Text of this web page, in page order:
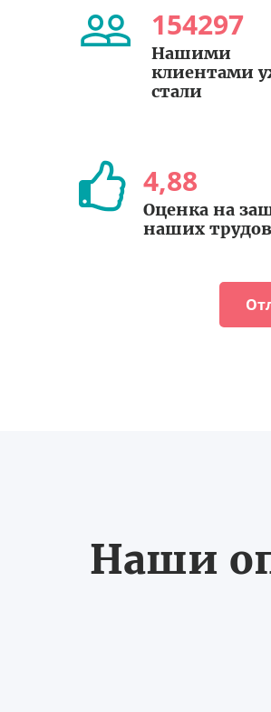
154297
Нашими
клиентами
стали
4,88
Оценка на
наших трудов
Наши